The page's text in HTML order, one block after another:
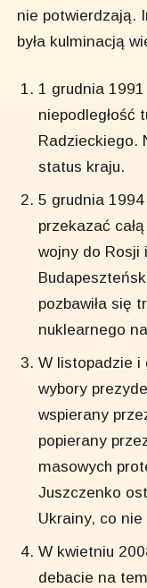
nie potwierdzają.
była kulminacją
1 grudnia 1991
niepodległość
Radzieckiego.
status kraju.
5 grudnia
przekazać
wojny do Rosji
pozbawiła się
nuklearnego
W listopadzie i
wybory
wspierany
popierany
masowych
Juszczenko
Ukrainy, co nie
W kwietniu
debacie na